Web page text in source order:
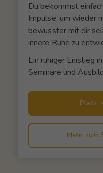
Du bekommst
Impulse, um wieder
bewusster mit dir
innere Ruhe zu
Ein ruhiger Einstieg
Seminare und
Platz
Mehr zum